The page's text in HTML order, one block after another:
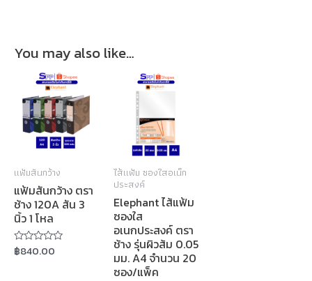
You may also like…
แฟ้มสันกว้าง
แฟ้มสันกว้าง ตรา
ช้าง 120A สัน 3
นิ้ว 1 โหล
Rated
0
฿840.00
ไส้แฟ้ม ซองใสอเน็ก
ประสงค์
Elephant ไส้แฟ้ม
ซองใส
อเนกประสงค์ ตรา
ช้าง รุ่นผิวส้ม 0.05
มม. A4 จำนวน 20
ซอง/แพ็ค